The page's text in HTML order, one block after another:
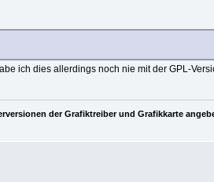
ich dies allerdings noch nie mit der GPL-
der Grafiktreiber und Grafikkarte